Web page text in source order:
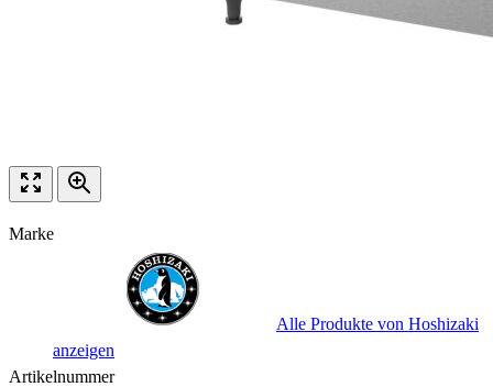
Marke
Alle Produkte von Hoshizaki
anzeigen
Artikelnummer